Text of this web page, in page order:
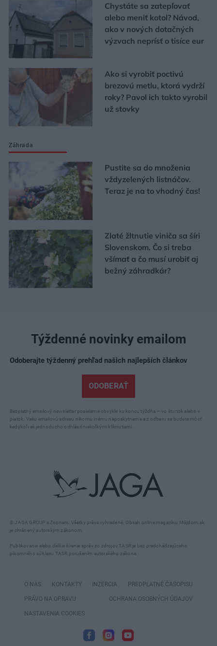
Chystáte sa zatepľovať
alebo meniť kotol? Návod,
ako v nových dotačných
výzvach neprísť o tisíce eur
Ako si vyrobiť poctivú
brezovú metlu, ktorá vydrží
roky? Pavol ich takto vyrobil
už stovky
Záhrada
Pustite sa do množenia
vždyzelených listnáčov.
Teraz je na to vhodný čas!
Zlaté žltnutie viniča sa šíri
Slovenskom. Čo si treba
všímať a čo musí urobiť aj
bežný záhradkár?
© JAGA GROUP a Zoznam. Všetky práva vyhradené. Obsah online magazínu Môjdom.sk
je chránený autorským zákonom.
Publikovanie alebo ďalšie šírenie správ zo zdrojov TASR je bez predchádzajúceho
písomného súhlasu TASR porušením autorského zákona.
Týždenné novinky emailom
Odoberajte týždenný prehľad našich najlepších článkov
ODOBERAŤ
Bezplatný emailový newsletter posielame obvykle ku koncu týždňa – vo štvrtok alebo v
piatok. Vašu emailovú adresu nikomu inému neposkytneme a z odberu sa budete môcť
kedykoľvek jednoducho odhlásiť niekoľkými kliknutiami.
O NÁS KONTAKTY INZERCIA PREDPLATNÉ ČASOPISU
PRÁVO NA OPRAVU OCHRANA OSOBNÝCH ÚDAJOV
NASTAVENIA COOKIES